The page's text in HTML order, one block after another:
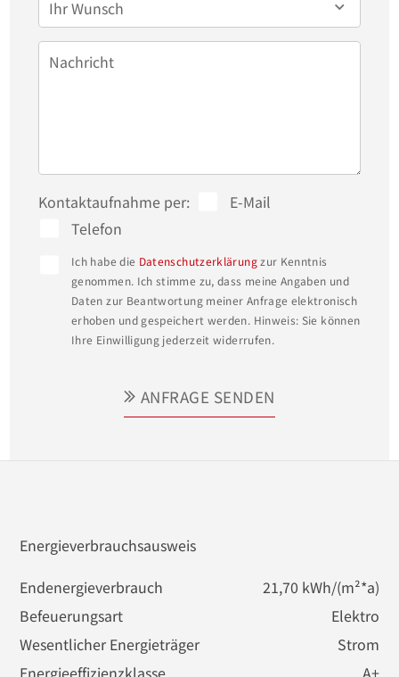
Ihr Wunsch
Nachricht
Kontaktaufnahme per:
E-Mail
Telefon
Ich habe die Datenschutzerklärungzur Kenntnis
genommen. Ich stimme zu, dass meine Angaben und
Daten zur Beantwortung meiner Anfrage elektronisch
erhoben und gespeichert werden. Hinweis: Sie können
Ihre Einwilligung jederzeit widerrufen.
ANFRAGE SENDEN
Energieverbrauchsausweis
Endenergieverbrauch
21,70 kWh/(m²*a)
Befeuerungsart
Elektro
Wesentlicher Energieträger
Strom
Energieeffizienzklasse
A+